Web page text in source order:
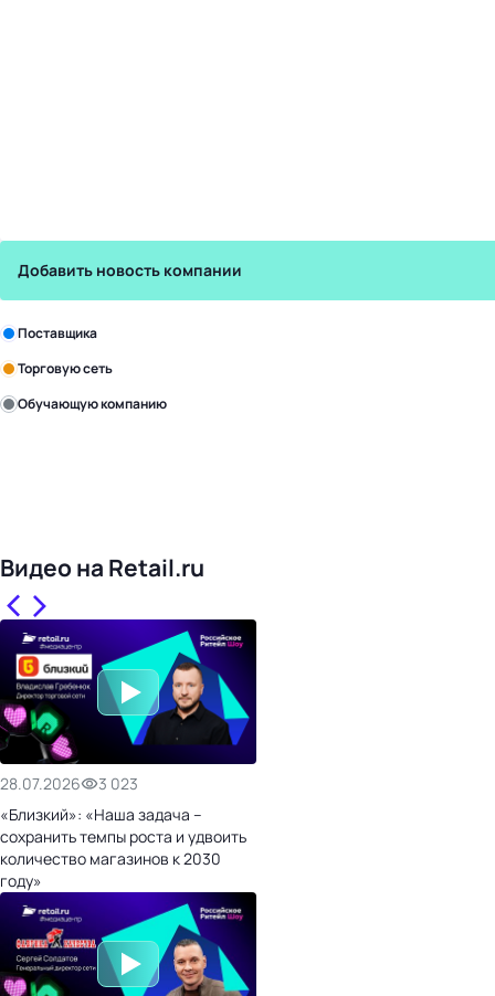
Добавить новость компании
Поставщика
Торговую сеть
Обучающую компанию
Видео на Retail.ru
28.07.2026
3 023
«Близкий»: «Наша задача –
сохранить темпы роста и удвоить
количество магазинов к 2030
году»